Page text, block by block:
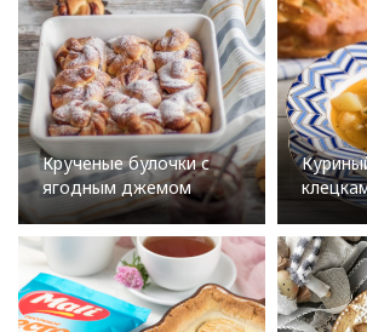
Крученые булочки с
ягодным джемом